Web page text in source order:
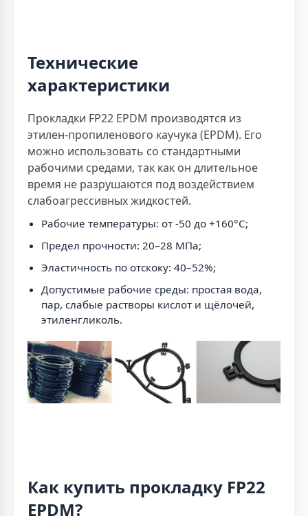
Технические
характеристики
Прокладки FP22 EPDM производятся из
этилен-пропиленового каучука (EPDM). Его
можно использовать со стандартными
рабочими средами, так как он длительное
время не разрушаются под воздействием
слабоагрессивных жидкостей.
Рабочие температуры: от -50 до +160°C;
Предел прочности: 20–28 МПа;
Эластичность по отскоку: 40–52%;
Допустимые рабочие среды: простая вода,
пар, слабые растворы кислот и щёлочей,
этиленгликоль.
Как купить прокладку FP22
EPDM?